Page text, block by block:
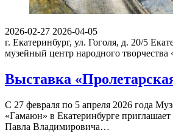
2026-02-27 2026-04-05
г. Екатеринбург, ул. Гоголя, д. 20/5
музейный центр народного
Выставка
С 27 февраля по 5 апреля 2026 года
«Гамаюн» в Екатеринбурге
Павла Владимировича…